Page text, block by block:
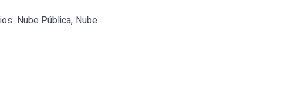
Nube Pública, Nube